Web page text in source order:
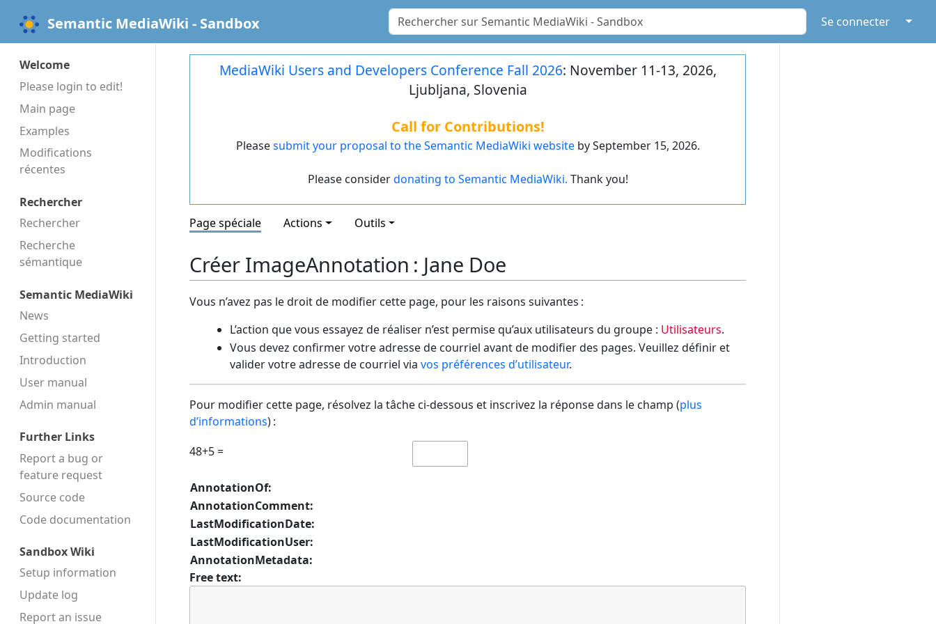
Semantic MediaWiki - Sandbox Se connecter ↓
Welcome
Please login to edit!
Main page
Examples
Modifications
récentes
Rechercher
Rechercher
Recherche
sémantique
Semantic MediaWiki
News
Getting started
Introduction
User manual
Admin manual
Further Links
Report a bug or
feature request
Source code
Code docu­mentation
Sandbox Wiki
Setup information
Update log
Report an issue
MediaWiki Users and Developers Conference Fall 2026: November 11-13, 2026,
Ljubljana, Slovenia
Call for Contributions!
Pleasesubmit your proposal to the Semantic MediaWiki websiteby September 15, 2026.
Please considerdonating to Semantic MediaWiki. Thank you!
Page spéciale Actions Outils
Créer ImageAnnotation : Jane Doe
Vous n’avez pas le droit de modifier cette page, pour les raisons suivantes :
L’action que vous essayez de réaliser n’est permise qu’aux utilisateurs du groupe : Utilisateurs.
Vous devez confirmer votre adresse de courriel avant de modifier des pages. Veuillez définir et
valider votre adresse de courriel via vos préférences d’utilisateur.
Pour modifier cette page, résolvez la tâche ci-dessous et inscrivez la réponse dans le champ (plus
d’informations) :
48+5 =
AnnotationOf:
AnnotationComment:
LastModificationDate:
LastModificationUser:
AnnotationMetadata:
Free text: